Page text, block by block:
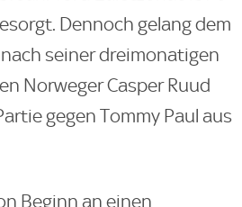
Dennoch gelang dem
seiner dreimonatigen
Norweger Casper Ruud
gegen Tommy Paul aus
Beginn an einen